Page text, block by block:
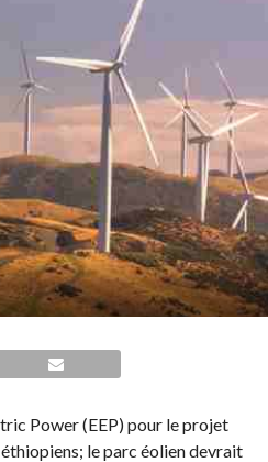
Power (EEP) pour le projet
le parc éolien devrait